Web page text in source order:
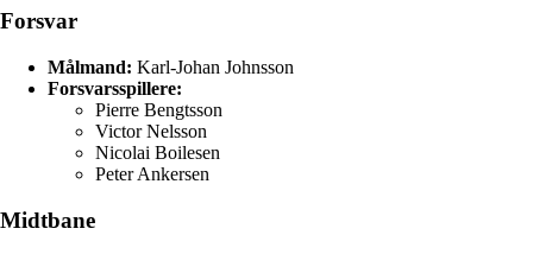
Forsvar
Målmand: Karl-Johan Johnsson
Forsvarsspillere:
Pierre Bengtsson
Victor Nelsson
Nicolai Boilesen
Peter Ankersen
Midtbane